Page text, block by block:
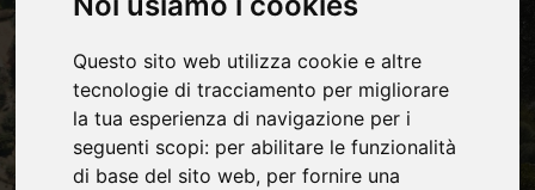
Questo sito web utilizza cookie e altre
tecnologie di tracciamento per migliorare
la tua esperienza di navigazione per i
seguenti scopi: per abilitare le funzionalità
di base del sito web, per fornire una